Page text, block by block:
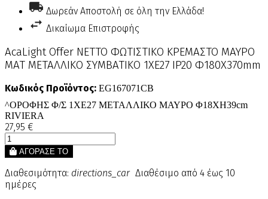
Δωρεάν Αποστολή σε όλη την Ελλάδα!
Δικαίωμα Επιστροφής
AcaLight Offer NETTO ΦΩΤΙΣΤΙΚΟ ΚΡΕΜΑΣΤΟ ΜΑΥΡΟ
ΜΑΤ ΜΕΤΑΛΛΙΚΟ ΣΥΜΒΑΤΙΚΟ 1ΧΕ27 IP20 Φ180Χ370mm
Κωδικός Προϊόντος: EG167071CB
^ΟΡΟΦΗΣ Φ/Σ 1ΧΕ27 ΜΕΤΑΛΛΙΚΟ ΜΑΥΡΟ Φ18XH39cm
RIVIERA
27,95 €
ΑΓΟΡΑΣΕ ΤΟ
Διαθεσιμότητα: directions_car Διαθέσιμο από 4 έως 10
ημέρες